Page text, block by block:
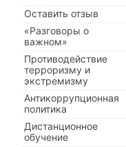
Оставить отзыв
«Разговоры о
важном»
Противодействие
терроризму и
экстремизму
Антикоррупционная
политика
Дистанционное
обучение